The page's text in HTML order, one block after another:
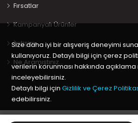
Fırsatlar
Kampanyalı Ürünler
İletişim
Ne Aramıştınız…
Copyright © 2020 Keyif Bebesi | Kids &
Size daha iyi bir alışveriş deneyimi
kullanıyoruz. Detaylı bilgi için çerez
verilerin korunması hakkında
inceleyebilirsiniz.
Detaylı bilgi için Gizlilik ve Çerez
edebilirsiniz.